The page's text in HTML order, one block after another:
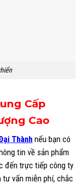
Cấp
Cao
Thànhnếu bạn có
tin về sản phẩm
đến trực tiếp công ty
vấn miễn phí, chắc